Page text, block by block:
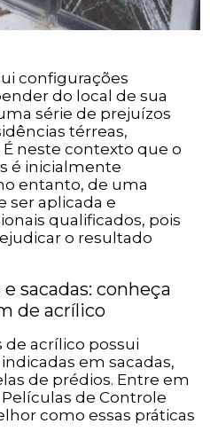
configurações
do local de sua
série de prejuízos
térreas,
neste contexto que o
é inicialmente
entanto, de uma
ser aplicada e
qualificados, pois
o resultado
sacadas: conheça
de acrílico
de acrílico possui
em sacadas,
de prédios. Entre em
de Controle
como essas práticas